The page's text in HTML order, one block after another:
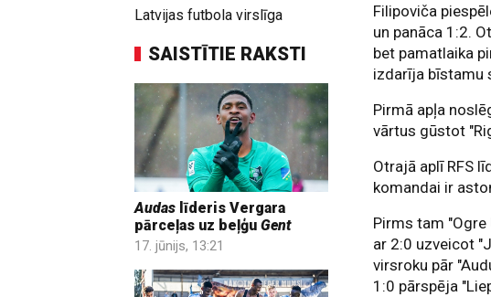
Latvijas futbola virslīga
SAISTĪTIE RAKSTI
Audas līderis Vergara
pārceļas uz beļģu Gent
17. jūnijs, 13:21
Filipoviča
un panāca 1:2.
bet pamatlaika
izdarīja bīstamu
Pirmā apļa
vārtus gūstot
Otrajā aplī RFS
komandai ir
Pirms tam
ar 2:0 uzveicot
virsroku pār
1:0 pārspēja